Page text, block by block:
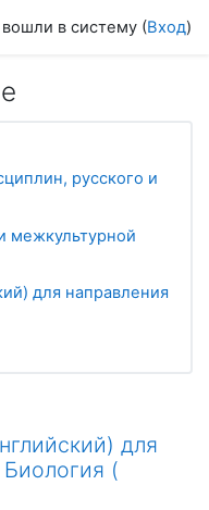
в систему (Вход)
русского и
межкультурной
для направления
для
Биология (